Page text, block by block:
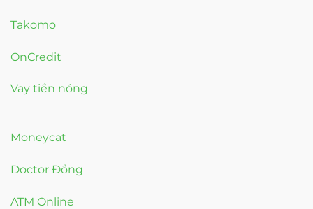
Takomo
OnCredit
Vay tiền nóng
Moneycat
Doctor Đồng
ATM Online